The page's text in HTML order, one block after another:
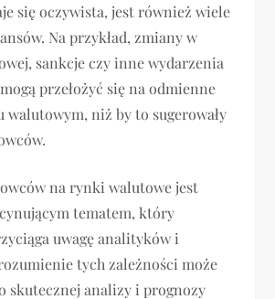
się oczywista, jest również wiele
Na przykład, zmiany w
sankcje czy inne wydarzenia
przełożyć się na odmienne
walutowym, niż by to sugerowały
na rynki walutowe jest
tematem, który
uwagę analityków i
tych zależności może
skutecznej analizy i prognozy